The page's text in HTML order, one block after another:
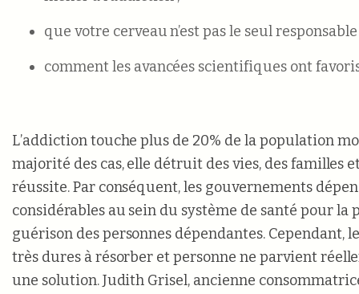
que votre cerveau n’est pas le seul
comment les avancées scientifiques ont
L’addiction touche plus de 20% de la population
majorité des cas, elle détruit des vies, des familles
réussite. Par conséquent, les gouvernements
considérables au sein du système de santé pour la
guérison des personnes dépendantes. Cependant,
très dures à résorber et personne ne parvient
une solution. Judith Grisel, ancienne